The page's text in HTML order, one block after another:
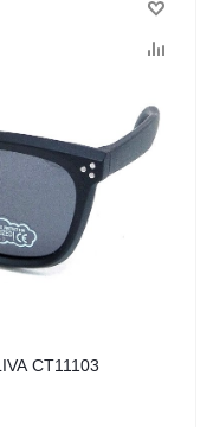
CT11103